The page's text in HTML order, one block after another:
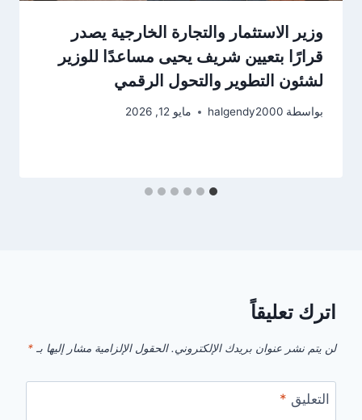
وزير الاستثمار والتجارة الخارجية يصدر
قرارًا بتعيين شريف يحيى مساعدًا للوزير
لشئون التطوير والتحول الرقمي
بواسطة halgendy2000 مايو 12, 2026
اترك تعليقاً
لن يتم نشر عنوان بريدك الإلكتروني. الحقول الإلزامية مشار إليها بـ *
التعليق *